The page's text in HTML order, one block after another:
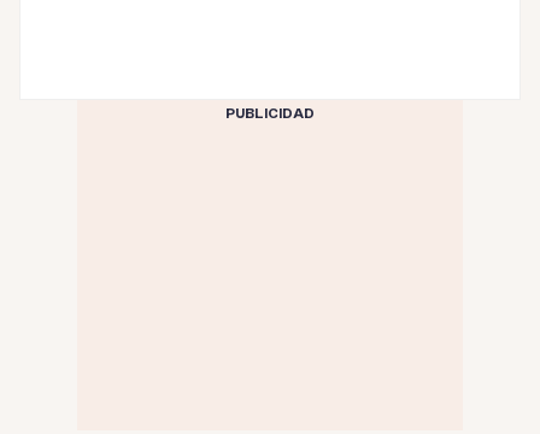
PUBLICIDAD